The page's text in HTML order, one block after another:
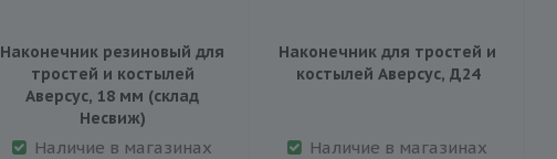
Наконечник резиновый для
тростей и костылей
Аверсус, 18 мм (склад
Несвиж)
Наличие в магазинах
Наконечник для тростей и
костылей Аверсус, Д24
Наличие в магазинах